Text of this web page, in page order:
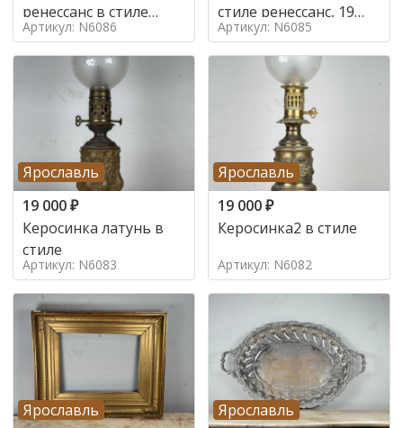
ренессанс в стиле
ренессанс,
Артикул: N6086
стиле ренессанс, 19
век
Артикул: N6085
Ярославль
19 000₽
Керосинка латунь в
стиле
Артикул: N6083
Ярославль
19 000₽
Керосинка2 в стиле
Артикул: N6082
Ярославль
Ярославль